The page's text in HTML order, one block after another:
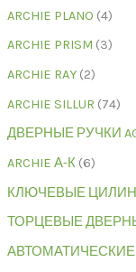
ARCHIE PLANO 4
ARCHIE PRISM 3
ARCHIE RAY 2
ARCHIE SILLUR 74
ДВЕРНЫЕ РУЧКИ
ARCHIE А-К 6
КЛЮЧЕВЫЕ
ТОРЦЕВЫЕ